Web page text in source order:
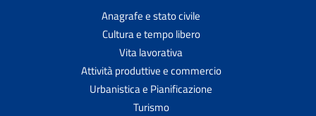
Anagrafe e stato civile
Cultura e tempo libero
Vita lavorativa
Attività produttive e commercio
Urbanistica e Pianificazione
Turismo